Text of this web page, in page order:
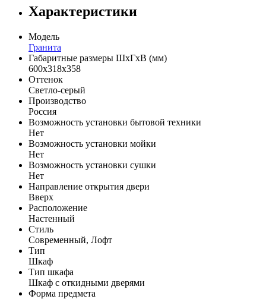
Характеристики
Модель
Гранита
Габаритные размеры ШхГхВ (мм)
600х318х358
Оттенок
Светло-серый
Производство
Россия
Возможность установки бытовой техники
Нет
Возможность установки мойки
Нет
Возможность установки сушки
Нет
Направление открытия двери
Вверх
Расположение
Настенный
Стиль
Современный, Лофт
Тип
Шкаф
Тип шкафа
Шкаф с откидными дверями
Форма предмета